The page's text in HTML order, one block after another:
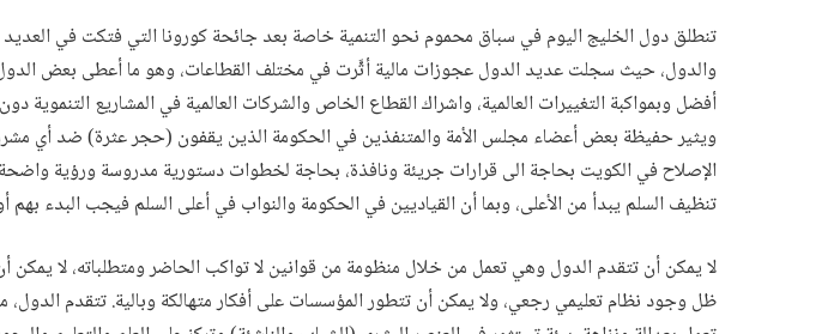
تنطلق دول الخليج اليوم في سباق محموم نحو التنمية خاصة بعد جائحة كورونا التي فتكت في
والدول، حيث سجلت عديد الدول عجوزات مالية أثَّرت في مختلف القطاعات، وهو ما أعطى بعض
أفضل وبمواكبة التغييرات العالمية، واشراك القطاع الخاص والشركات العالمية في المشاريع التنموية
ويثير حفيظة بعض أعضاء مجلس الأمة والمتنفذين في الحكومة الذين يقفون (حجر عثرة) ضد أي
الإصلاح في الكويت بحاجة الى قرارات جريئة ونافذة، بحاجة لخطوات دستورية مدروسة ورؤية
تنظيف السلم يبدأ من الأعلى، وبما أن القياديين في الحكومة والنواب في أعلى السلم فيجب البدء بهم
لا يمكن أن تتقدم الدول وهي تعمل من خلال منظومة من قوانين لا تواكب الحاضر ومتطلباته، لا يمكن
ظل وجود نظام تعليمي رجعي، ولا يمكن أن تتطور المؤسسات على أفكار متهالكة وبالية. تتقدم الدول،